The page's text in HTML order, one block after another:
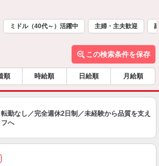
ミドル（40代～）活躍中 主婦・主夫歓迎
この検索条件を保存
順 時給順 日給順 月給順
転勤なし／完全週休2日制／未経験から品質を支え
へ